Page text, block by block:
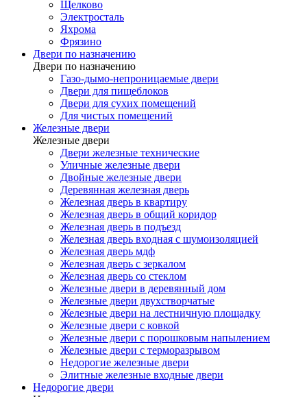
Щелково
Электросталь
Яхрома
Фрязино
Двери по назначению
Двери по назначению
Газо-дымо-непроницаемые двери
Двери для пищеблоков
Двери для сухих помещений
Для чистых помещений
Железные двери
Железные двери
Двери железные технические
Уличные железные двери
Двойные железные двери
Деревянная железная дверь
Железная дверь в квартиру
Железная дверь в общий коридор
Железная дверь в подъезд
Железная дверь входная с шумоизоляцией
Железная дверь мдф
Железная дверь с зеркалом
Железная дверь со стеклом
Железные двери в деревянный дом
Железные двери двухстворчатые
Железные двери на лестничную площадку
Железные двери с ковкой
Железные двери с порошковым напылением
Железные двери с терморазрывом
Недорогие железные двери
Элитные железные входные двери
Недорогие двери